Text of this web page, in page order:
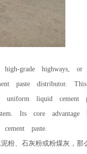
grade highways, or
paste distributor.
liquid cement
Its core
paste.
粉、石灰粉或粉煤灰，那